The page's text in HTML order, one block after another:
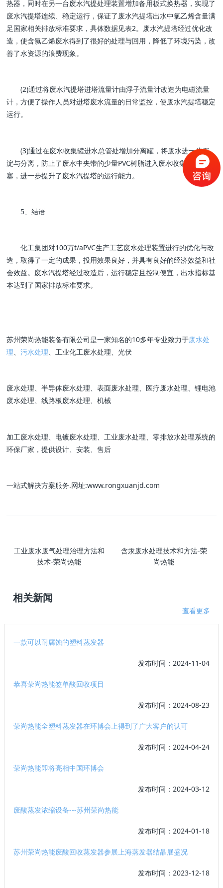
热器，同时在另一台废水汽提处理装置增加备用板式换热器，实现了
废水汽提塔连续、稳定运行，保证了废水汽提塔出水中氯乙烯含量满
足国家相关排放标准要求，具体数据见表2。废水汽提塔经过优化改
造，使含氯乙烯废水得到了很好的处理与回用，降低了环境污染，改
善了水资源的浪费现象。
(2)通过将废水汽提塔进塔流量计由浮子流量计改造为电磁流量
计，方便了操作人员对进塔废水流量的日常监控，使废水汽提塔稳定
运行。
(3)通过在废水收集罐进水总管处增加分离罐，将废水进一步沉
淀与分离，防止了废水中夹带的少量PVC树脂进入废水收集罐堆积堵
塞，进一步提升了废水汽提塔的运行能力。
5、结语
化工集团对100万t/aPVC生产工艺废水处理装置进行的优化与改
造，取得了一定的成果，投用效果良好，并具有良好的经济效益和社
会效益。废水汽提塔经过改造后，运行稳定且控制便宜，出水指标基
本达到了国家排放标准要求。
苏州荣尚热能装备有限公司是一家知名的10多年专业致力于废水处
理、污水处理、工业化工废水处理、光伏
废水处理、半导体废水处理、表面废水处理、医疗废水处理、锂电池
废水处理、线路板废水处理、机械
加工废水处理、电镀废水处理、工业废水处理、零排放水处理系统的
环保厂家，提供设计、安装、售后
一站式解决方案服务.网址:www.rongxuanjd.com
工业废水废气处理治理方法和
技术-荣尚热能
含汞废水处理技术和方法-荣
尚热能
相关新闻
查看更多
一款可以耐腐蚀的塑料蒸发器
发布时间：2024-11-04
恭喜荣尚热能签单酸回收项目
发布时间：2024-08-23
荣尚热能全塑料蒸发器在环博会上得到了广大客户的认可
发布时间：2024-04-24
荣尚热能即将亮相中国环博会
发布时间：2024-03-12
废酸蒸发浓缩设备---苏州荣尚热能
发布时间：2024-01-18
苏州荣尚热能废酸回收蒸发器参展上海蒸发器结晶展盛况
发布时间：2023-12-18